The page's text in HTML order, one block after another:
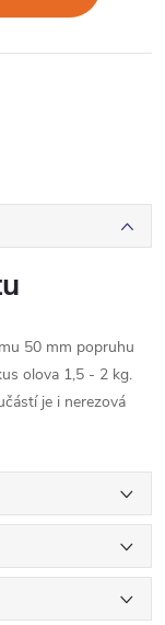
50 mm popruhu
olova 1,5 - 2 kg.
je i nerezová